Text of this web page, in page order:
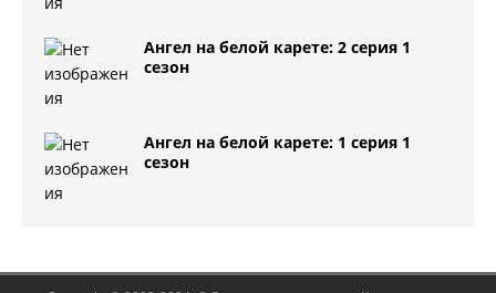
Ангел на белой карете: 2 серия 1
сезон
Ангел на белой карете: 1 серия 1
сезон